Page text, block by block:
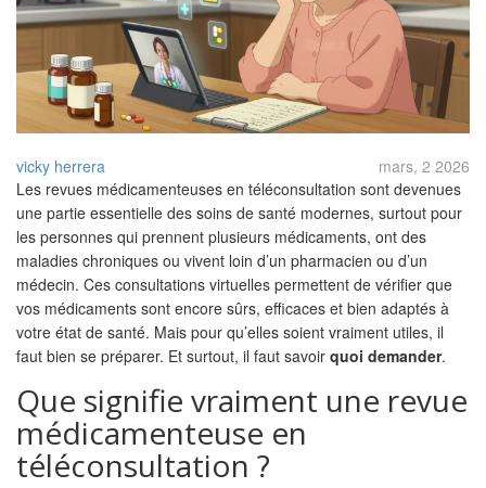
vicky herrera
mars, 2 2026
Les revues médicamenteuses en téléconsultation sont devenues
une partie essentielle des soins de santé modernes, surtout pour
les personnes qui prennent plusieurs médicaments, ont des
maladies chroniques ou vivent loin d’un pharmacien ou d’un
médecin. Ces consultations virtuelles permettent de vérifier que
vos médicaments sont encore sûrs, efficaces et bien adaptés à
votre état de santé. Mais pour qu’elles soient vraiment utiles, il
faut bien se préparer. Et surtout, il faut savoir quoi demander.
Que signifie vraiment une revue
médicamenteuse en
téléconsultation ?